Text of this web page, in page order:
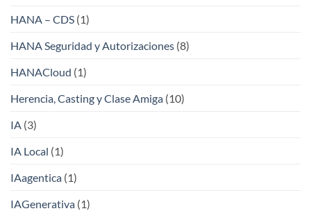
HANA – CDS (1)
HANA Seguridad y Autorizaciones (8)
HANACloud (1)
Herencia, Casting y Clase Amiga (10)
IA (3)
IA Local (1)
IAagentica (1)
IAGenerativa (1)